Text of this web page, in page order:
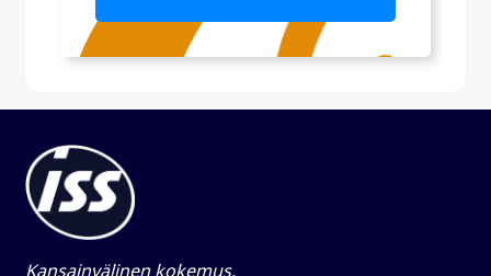
Kansainvälinen kokemus,